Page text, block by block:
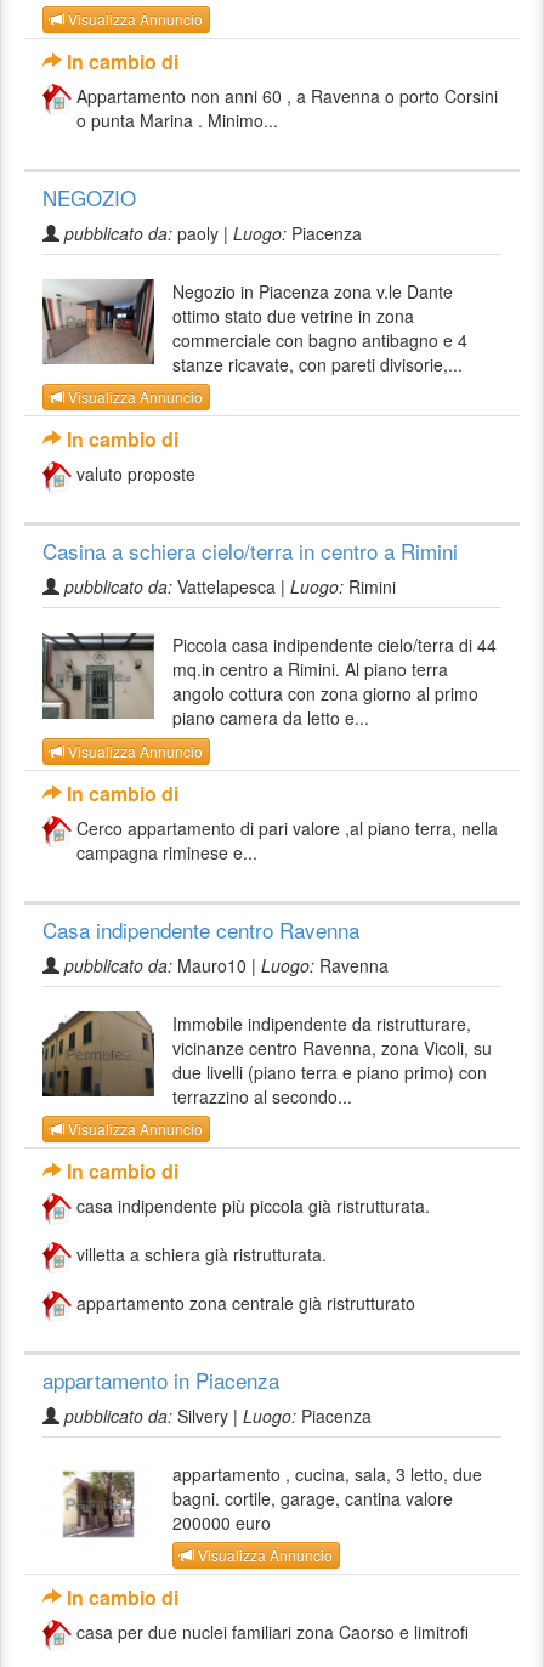
Visualizza Annuncio
In cambio di
Appartamento non anni 60 , a Ravenna o porto Corsini
o punta Marina . Minimo...
NEGOZIO
pubblicato da: paoly | Luogo: Piacenza
Negozio in Piacenza zona v.le Dante
ottimo stato due vetrine in zona
commerciale con bagno antibagno e 4
stanze ricavate, con pareti divisorie,...
Visualizza Annuncio
In cambio di
valuto proposte
Casina a schiera cielo/terra in centro a Rimini
pubblicato da: Vattelapesca | Luogo: Rimini
Piccola casa indipendente cielo/terra di 44
mq.in centro a Rimini. Al piano terra
angolo cottura con zona giorno al primo
piano camera da letto e...
Visualizza Annuncio
In cambio di
Cerco appartamento di pari valore ,al piano terra, nella
campagna riminese e...
Casa indipendente centro Ravenna
pubblicato da: Mauro10 | Luogo: Ravenna
Immobile indipendente da ristrutturare,
vicinanze centro Ravenna, zona Vicoli, su
due livelli (piano terra e piano primo) con
terrazzino al secondo...
Visualizza Annuncio
In cambio di
casa indipendente più piccola già ristrutturata.
villetta a schiera già ristrutturata.
appartamento zona centrale già ristrutturato
appartamento in Piacenza
pubblicato da: Silvery | Luogo: Piacenza
appartamento , cucina, sala, 3 letto, due
bagni. cortile, garage, cantina valore
200000 euro
Visualizza Annuncio
In cambio di
casa per due nuclei familiari zona Caorso e limitrofi